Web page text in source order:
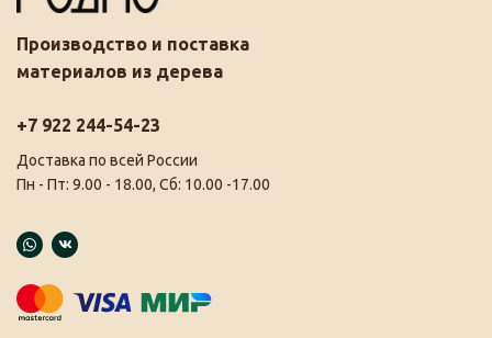
Производство и поставка
материалов из дерева
+7 922 244-54-23
Доставка по всей России
Пн - Пт: 9.00 - 18.00, Сб: 10.00 -17.00